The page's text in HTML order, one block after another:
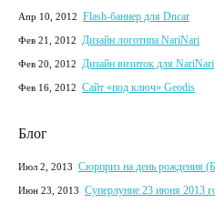
Апр 10, 2012 Flash-баннер для Dncar
Фев 21, 2012 Дизайн логотипа NariNari
Фев 20, 2012 Дизайн визиток для NariNari
Фев 16, 2012 Сайт «под ключ» Geodis
Блог
Июл 2, 2013 Сюрприз на день рождения
Июн 23, 2013 Суперлуние 23 июня 2013